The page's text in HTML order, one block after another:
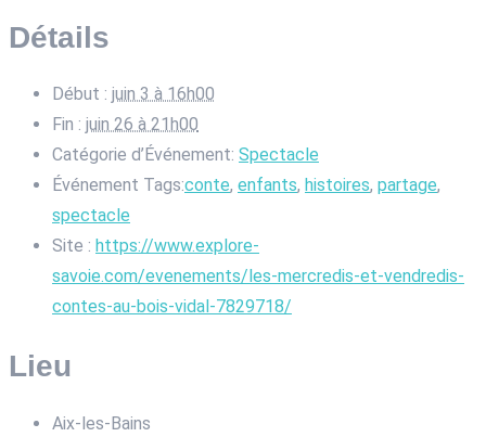
Détails
Début : juin 3 à 16h00
Fin : juin 26 à 21h00
Catégorie d’Événement: Spectacle
Événement Tags:conte, enfants, histoires, partage,
spectacle
Site : https://www.explore-
savoie.com/evenements/les-mercredis-et-vendredis-
contes-au-bois-vidal-7829718/
Lieu
Aix-les-Bains